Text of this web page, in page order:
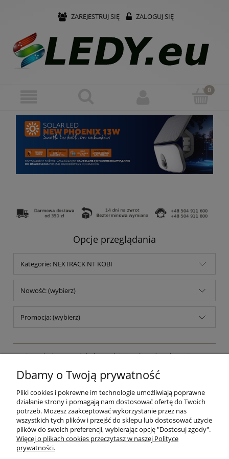
ZAREJESTRUJ SIĘ ZALOGUJ SIĘ
Opcje przeglądania
Kategorie: NEXTRACK NT KOBI
Nowość: (wybierz)
Promocja: (wybierz)
Nie znaleziono produktów spełniających podane kryteria.
POMOC
PŁATNOŚCI I DOSTAWA
Dbamy o Twoją prywatność
Pliki cookies i pokrewne im technologie umożliwiają poprawne
działanie strony i pomagają nam dostosować ofertę do Twoich
potrzeb. Możesz zaakceptować wykorzystanie przez nas
wszystkich tych plików i przejść do sklepu lub dostosować użycie
plików do swoich preferencji, wybierając opcję "Dostosuj zgody".
Więcej o plikach cookies przeczytasz w naszej Polityce
prywatności.